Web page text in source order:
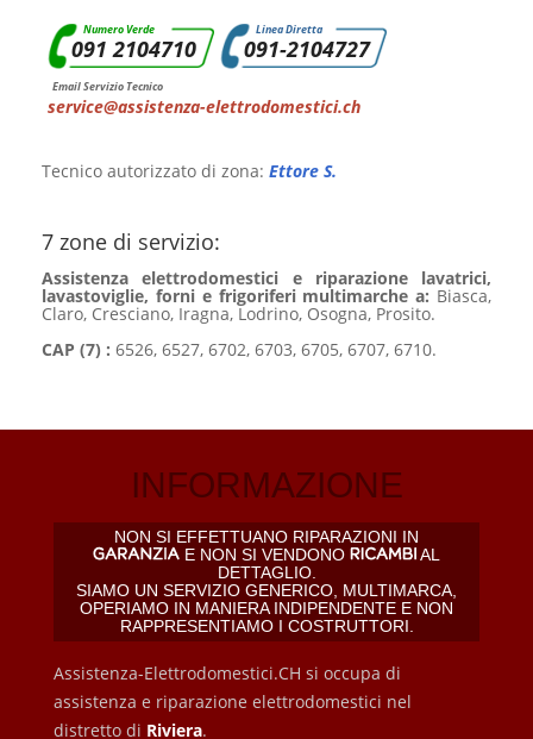
Numero Verde
091 2104710
Linea Diretta
091-2104727
Email Servizio Tecnico
service@assistenza-elettrodomestici.ch
Tecnico autorizzato di zona: Ettore S.
7 zone di servizio:
Assistenza elettrodomestici e riparazione lavatrici,
lavastoviglie, forni e frigoriferi multimarche a: Biasca,
Claro, Cresciano, Iragna, Lodrino, Osogna, Prosito.
CAP (7) : 6526, 6527, 6702, 6703, 6705, 6707, 6710.
INFORMAZIONE
NON SI EFFETTUANO RIPARAZIONI IN
E NON SI VENDONO
AL
DETTAGLIO.
SIAMO UN SERVIZIO GENERICO, MULTIMARCA,
OPERIAMO IN MANIERA INDIPENDENTE E NON
RAPPRESENTIAMO I COSTRUTTORI.
Assistenza-Elettrodomestici.CH si occupa di
assistenza e riparazione elettrodomestici nel
distretto di Riviera.